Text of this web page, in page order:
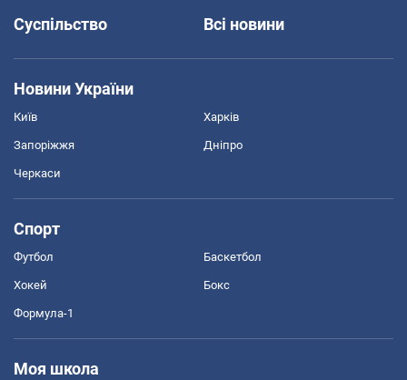
Суспільство
Всі новини
Новини України
Київ Харків
Запоріжжя Дніпро
Черкаси
Спорт
Футбол Баскетбол
Хокей Бокс
Формула-1
Моя школа